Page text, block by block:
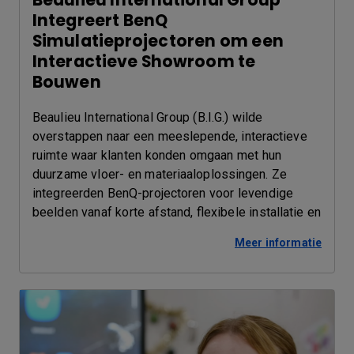
Integreert BenQ
Simulatieprojectoren om een
Interactieve Showroom te
Bouwen
Beaulieu International Group (B.I.G.) wilde
overstappen naar een meeslepende, interactieve
ruimte waar klanten konden omgaan met hun
duurzame vloer- en materiaaloplossingen. Ze
integreerden BenQ-projectoren voor levendige
beelden vanaf korte afstand, flexibele installatie en
Meer informatie